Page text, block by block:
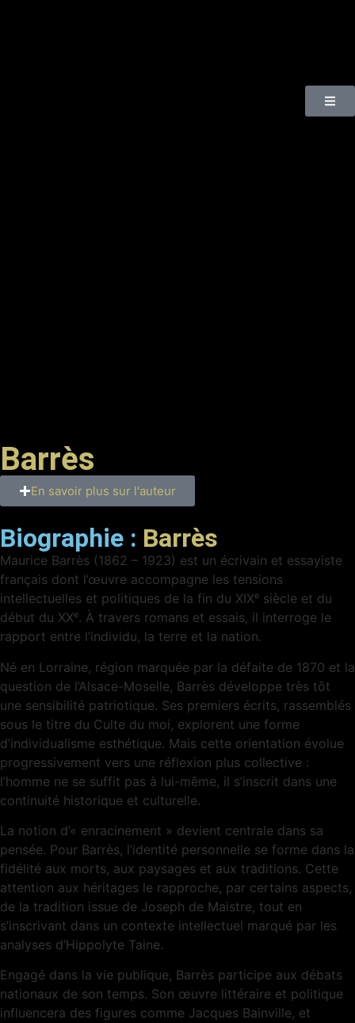
Barrès
En savoir plus sur l'auteur
Biographie : Barrès
Maurice Barrès (1862 – 1923) est un écrivain et essayiste
français dont l’œuvre accompagne les tensions
intellectuelles et politiques de la fin du XIXᵉ siècle et du
début du XXᵉ. À travers romans et essais, il interroge le
rapport entre l’individu, la terre et la nation.
Né en Lorraine, région marquée par la défaite de 1870 et la
question de l’Alsace-Moselle, Barrès développe très tôt
une sensibilité patriotique. Ses premiers écrits, rassemblés
sous le titre du Culte du moi, explorent une forme
d’individualisme esthétique. Mais cette orientation évolue
progressivement vers une réflexion plus collective :
l’homme ne se suffit pas à lui-même, il s’inscrit dans une
continuité historique et culturelle.
La notion d’« enracinement » devient centrale dans sa
pensée. Pour Barrès, l’identité personnelle se forme dans la
fidélité aux morts, aux paysages et aux traditions. Cette
attention aux héritages le rapproche, par certains aspects,
de la tradition issue de Joseph de Maistre, tout en
s’inscrivant dans un contexte intellectuel marqué par les
analyses d’Hippolyte Taine.
Engagé dans la vie publique, Barrès participe aux débats
nationaux de son temps. Son œuvre littéraire et politique
influencera des figures comme Jacques Bainville, et